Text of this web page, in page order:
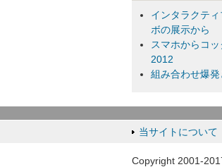
インタラクテ
ボの展示から
スマホからコ
2012
組み合わせ爆
当サイトについて
Copyright 2001-